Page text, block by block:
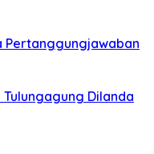
Pertanggungjawaban
Tulungagung Dilanda